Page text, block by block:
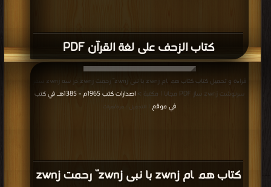
كتاب الزحف على لغة القرآن PDF
كتاب همگام zwnj با نبی zwnj ّ رحمت zwnj
سرنوشت zwnj ساز PDF مجانا | مكتبة >
اصدارات كتب 1965م - 1385هـ في كتب
في موقع
| التحميل : مرة/مرات